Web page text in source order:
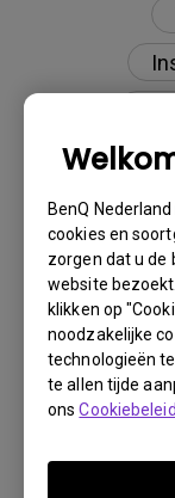
BenQ
cookies en
zorgen dat u de
website
klikken op
noodzakelijke
technologieën
te allen tijde
onsCookiebeleid
Wat is
leakage?
Wat is
vermijden